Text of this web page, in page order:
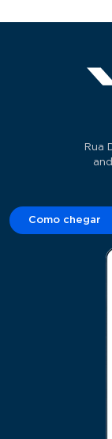
Rua
Como chegar